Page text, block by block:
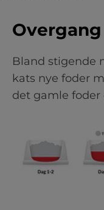
Bland stigende
kats nye foder
det gamle foder